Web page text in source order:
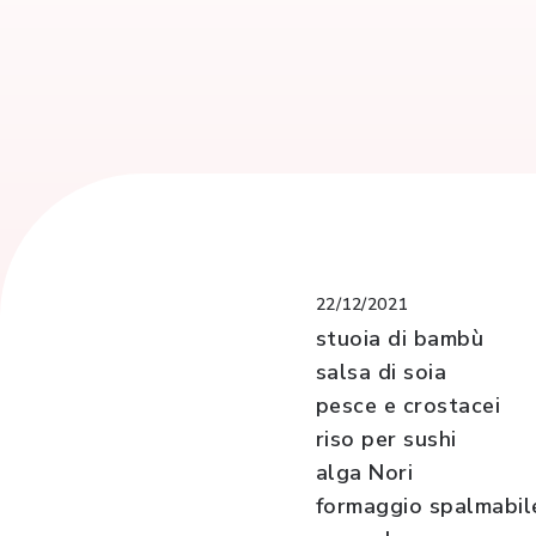
22/12/2021
stuoia di bambù
salsa di soia
pesce e crostacei
riso per sushi
alga Nori
formaggio